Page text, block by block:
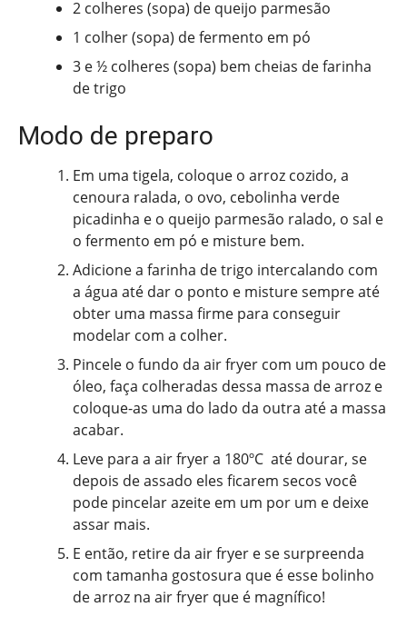
2 colheres (sopa) de queijo parmesão
1 colher (sopa) de fermento em pó
3 e ½ colheres (sopa) bem cheias de farinha
de trigo
Modo de preparo
Em uma tigela, coloque o arroz cozido, a
cenoura ralada, o ovo, cebolinha verde
picadinha e o queijo parmesão ralado, o sal e
o fermento em pó e misture bem.
Adicione a farinha de trigo intercalando com
a água até dar o ponto e misture sempre até
obter uma massa firme para conseguir
modelar com a colher.
Pincele o fundo da air fryer com um pouco de
óleo, faça colheradas dessa massa de arroz e
coloque-as uma do lado da outra até a massa
acabar.
Leve para a air fryer a 180ºC até dourar, se
depois de assado eles ficarem secos você
pode pincelar azeite em um por um e deixe
assar mais.
E então, retire da air fryer e se surpreenda
com tamanha gostosura que é esse bolinho
de arroz na air fryer que é magnífico!